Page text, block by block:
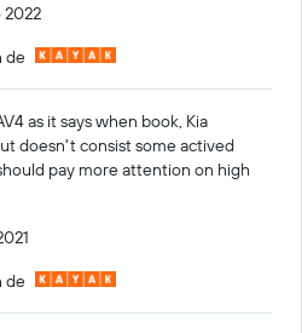
2022
de
as it says when book, Kia
doesn't consist some actived
pay more attention on high
de